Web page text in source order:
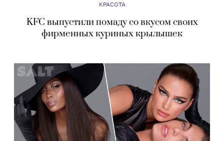
КРАСОТА
KFC выпустили помаду со вкусом своих
фирменных куриных крылышек